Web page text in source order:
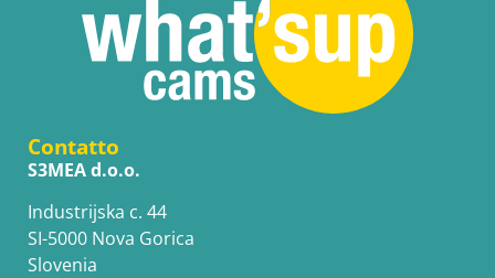
Contatto
S3MEA d.o.o.
Industrijska c. 44
SI-5000 Nova Gorica
Slovenia